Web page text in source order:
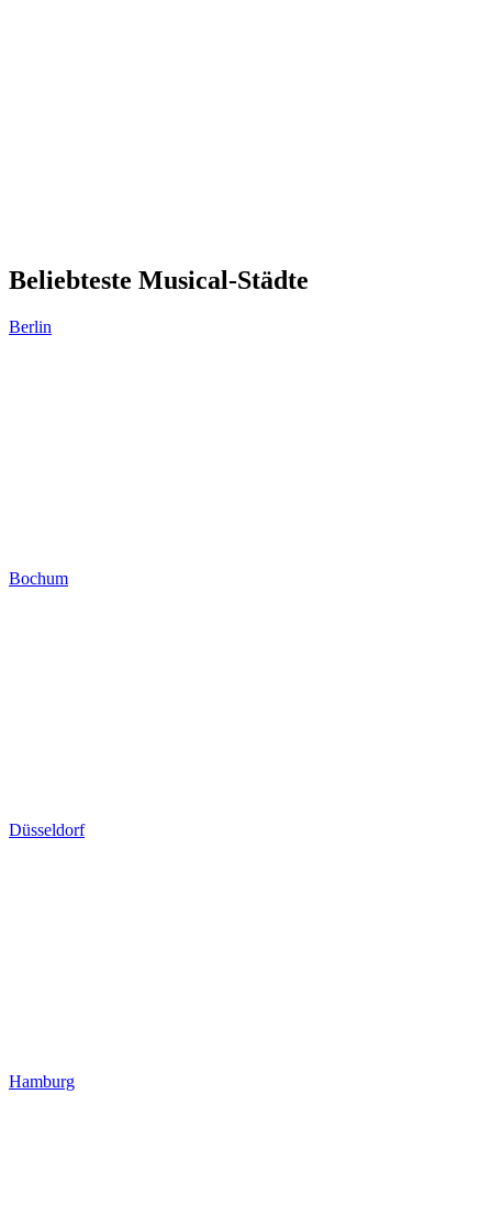
Beliebteste Musical-Städte
Berlin
Bochum
Düsseldorf
Hamburg